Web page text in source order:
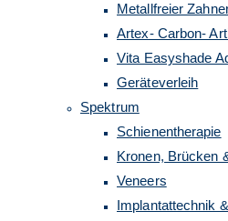
Metallfreier
Artex- Carbon-
Vita Easyshade
Geräteverleih
Spektrum
Schienentherapie
Kronen, Brücken
Veneers
Implantattechnik